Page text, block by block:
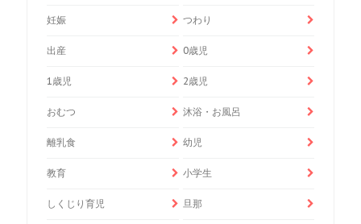
妊娠 つわり
出産 0歳児
1歳児 2歳児
おむつ 沐浴・お風呂
離乳食 幼児
教育 小学生
しくじり育児 旦那